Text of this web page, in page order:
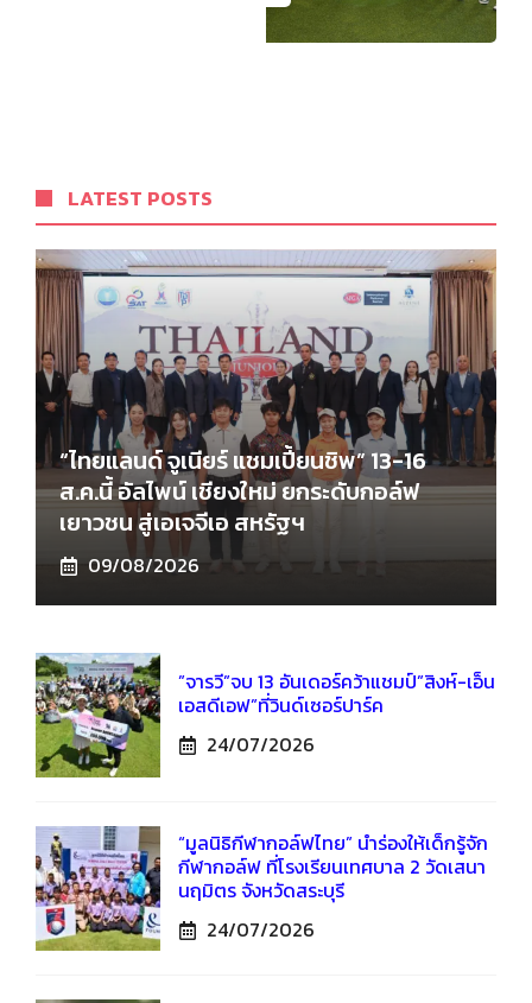
LATEST POSTS
“ไทยแลนด์ จูเนียร์ แชมเปี้ยนชิพ” 13-16
ส.ค.นี้ อัลไพน์ เชียงใหม่ ยกระดับกอล์ฟ
เยาวชน สู่เอเจจีเอ สหรัฐฯ
09/08/2026
”จารวี”จบ 13 อันเดอร์คว้าแชมป์”สิงห์-เอ็น
เอสดีเอฟ”ที่วินด์เซอร์ปาร์ค
24/07/2026
“มูลนิธิกีฬากอล์ฟไทย” นำร่องให้เด็กรู้จัก
กีฬากอล์ฟ ที่โรงเรียนเทศบาล 2 วัดเสนา
นฤมิตร จังหวัดสระบุรี
24/07/2026